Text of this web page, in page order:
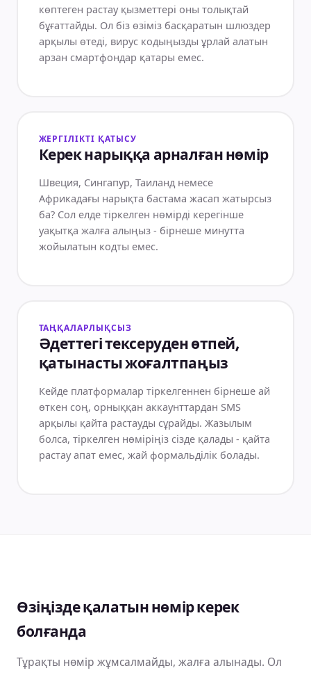
көптеген растау қызметтері оны толықтай
бұғаттайды. Ол біз өзіміз басқаратын шлюздер
арқылы өтеді, вирус кодыңызды ұрлай алатын
арзан смартфондар қатары емес.
ЖЕРГІЛІКТІ ҚАТЫСУ
Керек нарыққа арналған нөмір
Швеция, Сингапур, Таиланд немесе
Африкадағы нарықта бастама жасап жатырсыз
ба? Сол елде тіркелген нөмірді керегінше
уақытқа жалға алыңыз - бірнеше минутта
жойылатын кодты емес.
ТАҢҚАЛАРЛЫҚСЫЗ
Әдеттегі тексеруден өтпей,
қатынасты жоғалтпаңыз
Кейде платформалар тіркелгеннен бірнеше ай
өткен соң, орныққан аккаунттардан SMS
арқылы қайта растауды сұрайды. Жазылым
болса, тіркелген нөміріңіз сізде қалады - қайта
растау апат емес, жай формальділік болады.
Өзіңізде қалатын нөмір керек
болғанда
Тұрақты нөмір жұмсалмайды, жалға алынады. Ол